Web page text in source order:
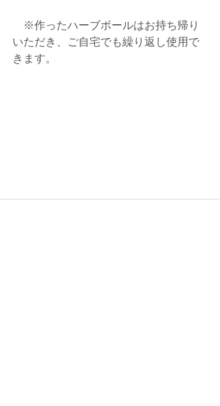
※作ったハーブボールはお持ち帰り
いただき、ご自宅でも繰り返し使用で
きます。